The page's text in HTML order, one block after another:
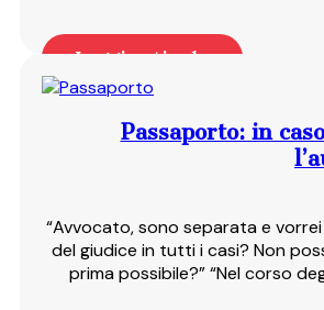
Leggi articolo
Passaporto: in
“Avvocato, sono separata e
del giudice in tutti i casi? Non
prima possibile?” “Nel corso